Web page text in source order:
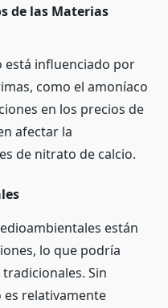
de las Materias
está influenciado por
como el amoníaco
en los precios de
afectar la
de nitrato de calcio.
están
lo que podría
Sin
relativamente